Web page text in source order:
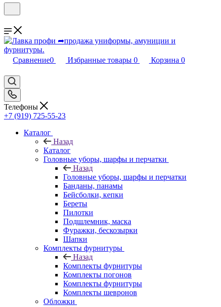
Сравнение0 Избранные товары 0 Корзина 0
Телефоны
+7 (919) 725-55-23
Каталог
Назад
Каталог
Головные уборы, шарфы и перчатки
Назад
Головные уборы, шарфы и перчатки
Банданы, панамы
Бейсболки, кепки
Береты
Пилотки
Подшлемник, маска
Фуражки, бескозырки
Шапки
Комплекты фурнитуры
Назад
Комплекты фурнитуры
Комплекты погонов
Комплекты фурнитуры
Комплекты шевронов
Обложки